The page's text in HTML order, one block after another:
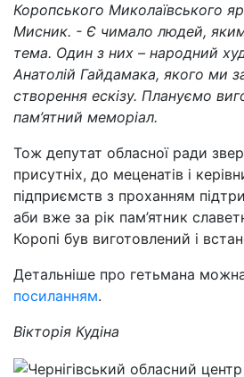
Коропського Миколаївського
Мисник. - Є чимало людей,
тема. Один з них – народний
Анатолій Гайдамака, якого ми
створення ескізу. Плануємо
пам’ятний меморіал.
Тож депутат обласної ради
присутніх, до меценатів і
підприємств з проханням
аби вже за рік пам’ятник
Коропі був виготовлений і
Детальніше про гетьмана
посиланням.
Вікторія Кудіна